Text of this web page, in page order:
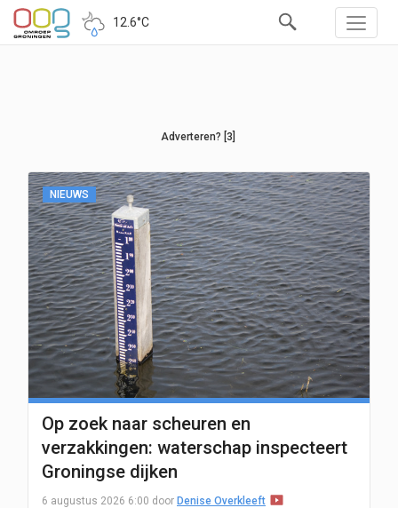
12.6°C
Adverteren? [3]
NIEUWS
Op zoek naar scheuren en
verzakkingen: waterschap inspecteert
Groningse dijken
6 augustus 2026 6:00 door Denise Overkleeft